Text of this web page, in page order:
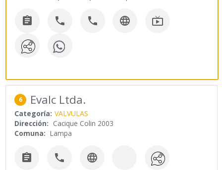
    
6 Evalc Ltda.
Categoría: VALVULAS
Dirección: Cacique Colin 2003
Comuna: Lampa
  